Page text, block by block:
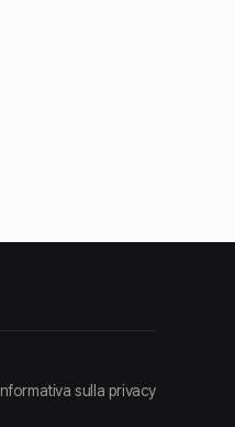
Informativa sulla privacy